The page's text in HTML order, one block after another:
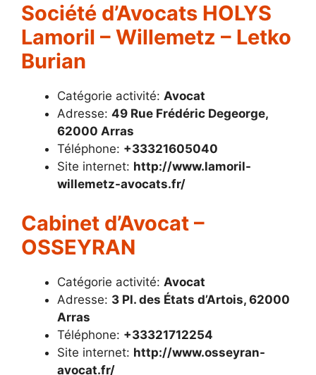
Société d’Avocats HOLYS
Lamoril – Willemetz – Letko
Burian
Catégorie activité: Avocat
Adresse: 49 Rue Frédéric Degeorge,
62000 Arras
Téléphone: +33321605040
Site internet: http://www.lamoril-
willemetz-avocats.fr/
Cabinet d’Avocat –
OSSEYRAN
Catégorie activité: Avocat
Adresse: 3 Pl. des États d’Artois, 62000
Arras
Téléphone: +33321712254
Site internet: http://www.osseyran-
avocat.fr/